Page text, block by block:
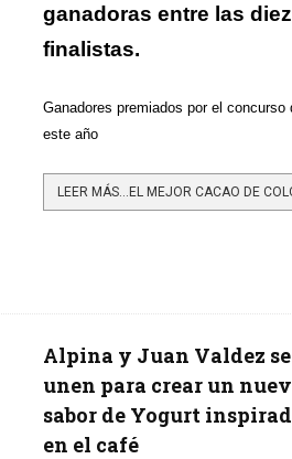
ganadoras entre las diez
finalistas.
Ganadores premiados por el concurso
este año
Alpina y Juan Valdez se
unen para crear un
sabor de Yogurt
en el café